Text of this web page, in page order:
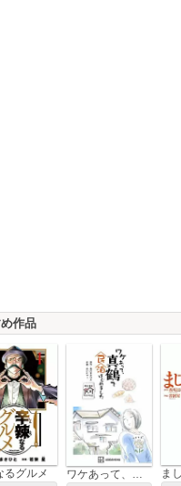
作品
るグルメ ワケあって、真鶴で民泊はじめました ま